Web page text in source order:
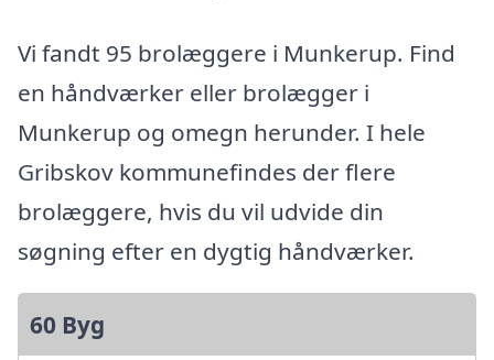
Vi fandt 95 brolæggere i Munkerup. Find
en håndværker eller brolægger i
Munkerup og omegn herunder. I hele
Gribskov kommunefindes der flere
brolæggere, hvis du vil udvide din
søgning efter en dygtig håndværker.
60 Byg